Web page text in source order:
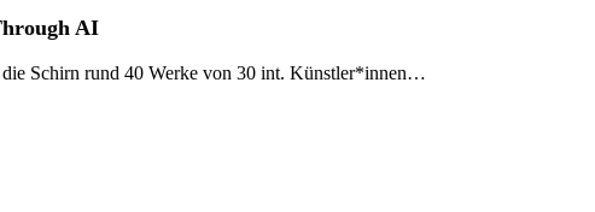
AI
Schirn rund 40 Werke von 30 int. Künstler*innen…